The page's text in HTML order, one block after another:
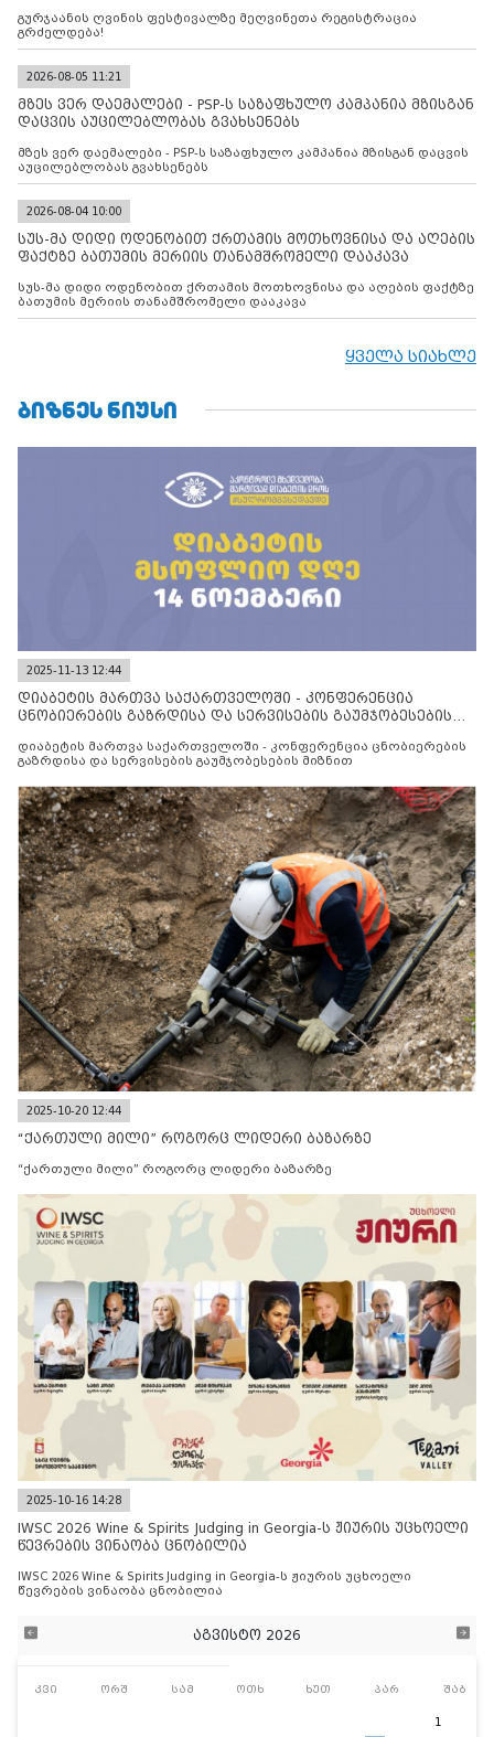
გურჯაანის ღვინის ფესტივალზე მეღვინეთა რეგისტრაცია
გრძელდება!
2026-08-05 11:21
მზეს ვერ დაემალები - PSP-ს საზაფხულო კამპანია მზისგან
დაცვის აუცილებლობას გვახსენებს
მზეს ვერ დაემალები - PSP-ს საზაფხულო კამპანია მზისგან დაცვის
აუცილებლობას გვახსენებს
2026-08-04 10:00
სუს-მა დიდი ოდენობით ქრთამის მოთხოვნისა და აღების
ფაქტზე ბათუმის მერიის თანამშრომელი დააკავა
სუს-მა დიდი ოდენობით ქრთამის მოთხოვნისა და აღების ფაქტზე
ბათუმის მერიის თანამშრომელი დააკავა
ყველა სიახლე
ᲑᲘᲖᲜᲔᲡ ᲜᲘᲣᲡᲘ
2025-11-13 12:44
დიაბეტის მართვა საქართველოში - კონფერენცია
ცნობიერების გაზრდისა და სერვისების გაუმჯობესების
დიაბეტის მართვა საქართველოში - კონფერენცია ცნობიერების
გაზრდისა და სერვისების გაუმჯობესების მიზნით
2025-10-20 12:44
“ქართული მილი” როგორც ლიდერი ბაზარზე
“ქართული მილი” როგორც ლიდერი ბაზარზე
2025-10-16 14:28
IWSC 2026 Wine & Spirits Judging in Georgia-ს ჟიურის უცხოელი
წევრების ვინაობა ცნობილია
IWSC 2026 Wine & Spirits Judging in Georgia-ს ჟიურის უცხოელი
წევრების ვინაობა ცნობილია
აგვისტო 2026
კვი ორშ სამ ოთხ ხუთ პარ შაბ
1